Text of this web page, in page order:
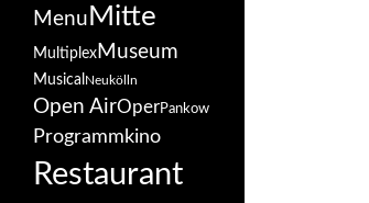
Menu Mitte
Multiplex Museum
Musical Neukölln
Open AirOperPankow
Programmkino
Restaurant